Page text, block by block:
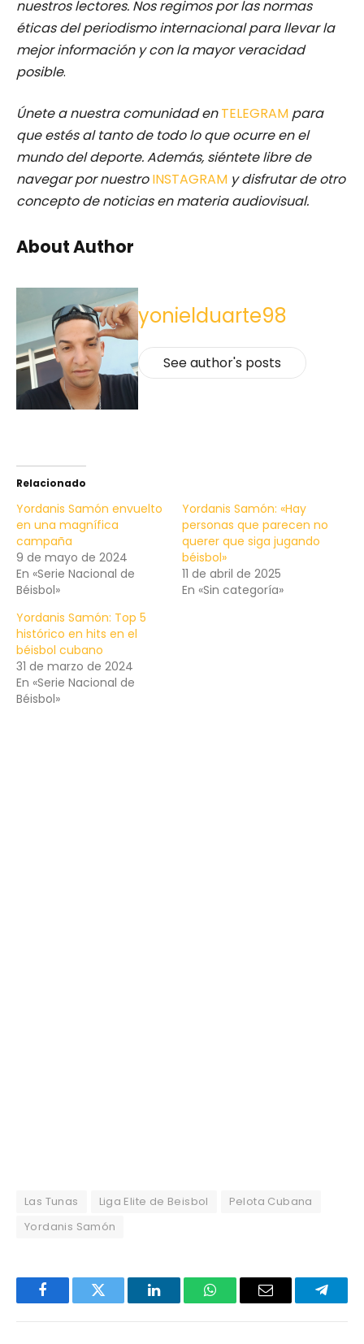
nuestros lectores. Nos regimos por las normas
éticas del periodismo internacional para llevar la
mejor información y con la mayor veracidad
posible.
Únete a nuestra comunidad enTELEGRAM para
que estés al tanto de todo lo que ocurre en el
mundo del deporte. Además, siéntete libre de
navegar por nuestro INSTAGRAM y disfrutar de otro
concepto de noticias en materia audiovisual.
About Author
yonielduarte98
See author's posts
Relacionado
Yordanis Samón envuelto
en una magnífica
campaña
9 de mayo de 2024
En «Serie Nacional de
Béisbol»
Yordanis Samón: «Hay
personas que parecen no
querer que siga jugando
béisbol»
11 de abril de 2025
En «Sin categoría»
Yordanis Samón: Top 5
histórico en hits en el
béisbol cubano
31 de marzo de 2024
En «Serie Nacional de
Béisbol»
Las Tunas Liga Elite de Beisbol
Pelota Cubana
Yordanis Samón
FacebookTwitter LinkedInWhatsAppEmail